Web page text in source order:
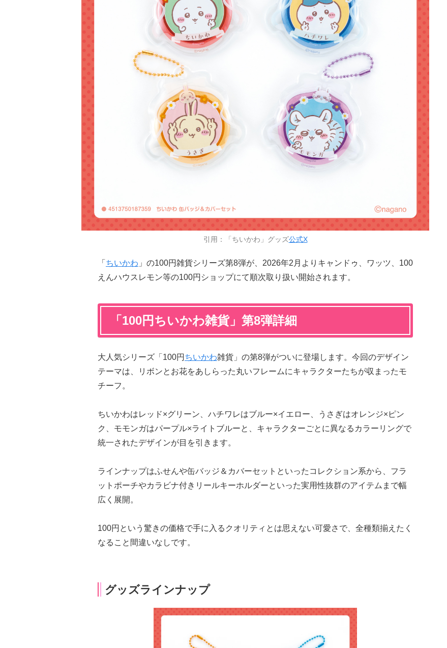
引用：「ちいかわ」グッズ公式X
「 ちいかわ 」の100円雑貨シリーズ第8弾が、2026年2月よりキャンドゥ、ワッツ、100
えんハウスレモン等の100円ショップにて順次取り扱い開始されます。
「100円ちいかわ雑貨」第8弾詳細
大人気シリーズ「100円 ちいかわ雑貨」の第8弾がついに登場します。今回のデザイン
テーマは、リボンとお花をあしらった丸いフレームにキャラクターたちが収まったモ
チーフ。
ちいかわはレッド×グリーン、ハチワレはブルー×イエロー、うさぎはオレンジ×ピン
ク、モモンガはパープル×ライトブルーと、キャラクターごとに異なるカラーリングで
統一されたデザインが目を引きます。
ラインナップはふせんや缶バッジ＆カバーセットといったコレクション系から、フラ
ットポーチやカラビナ付きリールキーホルダーといった実用性抜群のアイテムまで幅
広く展開。
100円という驚きの価格で手に入るクオリティとは思えない可愛さで、全種類揃えたく
なること間違いなしです。
グッズラインナップ